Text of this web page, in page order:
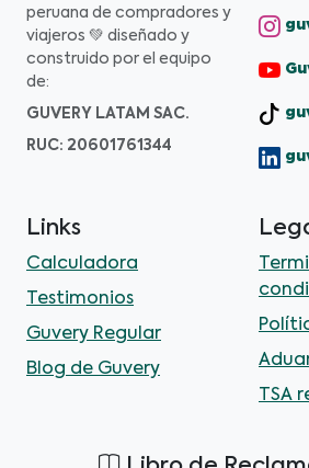
peruana de compradores y
viajeros 💚 diseñado y
construido por el equipo
de:
GUVERY LATAM SAC.
RUC: 20601761344
Links
Calculadora
Testimonios
Guvery Regular
Blog de Guvery
TSA